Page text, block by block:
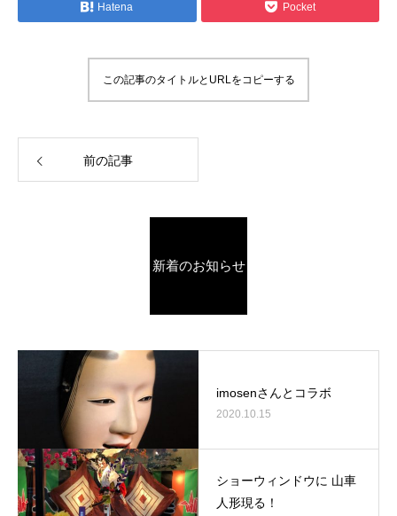
Hatena Pocket
この記事のタイトルとURLをコピーする
前の記事
新着のお知らせ
imosenさんとコラボ
2020.10.15
ショーウィンドウに 山車
人形現る！